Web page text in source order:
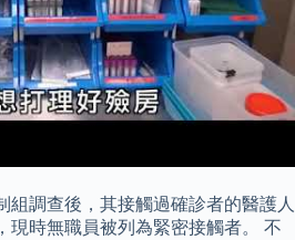
組調查後，其接觸過確診者的醫護人
現時無職員被列為緊密接觸者。 不